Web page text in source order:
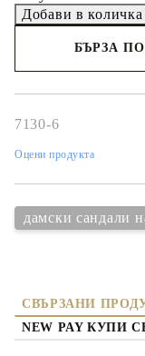
БЪРЗА
Съгласен
7130-6
Оцени продукта
дамски сандали
СВЪРЗАНИ
NEW PAY КУПИ